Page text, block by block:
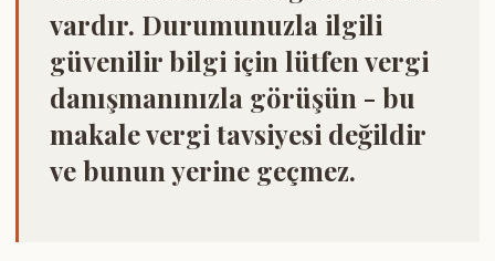
vardır. Durumunuzla ilgili
güvenilir bilgi için lütfen vergi
danışmanınızla görüşün - bu
makale vergi tavsiyesi değildir
ve bunun yerine geçmez.